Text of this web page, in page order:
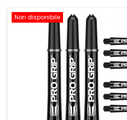
Non disponibile